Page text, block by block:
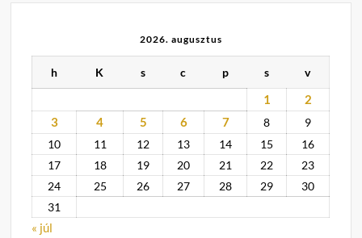
2026. augusztus
h K s c p s v
1
2
3
4 5 6 7 8
9
10
11 12 13 14 15
16
17
18 19 20 21 22
23
24
25 26 27 28 29
30
31
« júl